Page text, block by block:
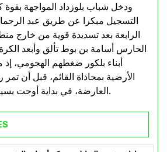
ودخل شباب بلوزداد المواجهة بقوة
التسجيل مبكرا عن طريق عبد
الرابعة بعد تسديدة قوية من خارج
الحارس أسامة بن بوط تألق وأبعد
أبناء بلكور ضغطهم الهجومي،
الأرضية بمحاذاة القائم، قبل أن
العارضة، في بداية أوحت بسيطرة واضحة للشباب.